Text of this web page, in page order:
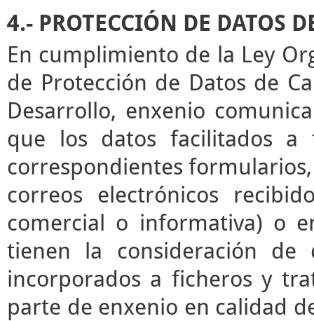
4.- PROTECCIÓN DE DATOS
En cumplimiento de la Ley
de Protección de Datos de
Desarrollo, enxenio
que los datos facilitados
correspondientes
correos electrónicos
comercial o informativa) o
tienen la consideración de
incorporados a ficheros y
parte de enxenio en calidad